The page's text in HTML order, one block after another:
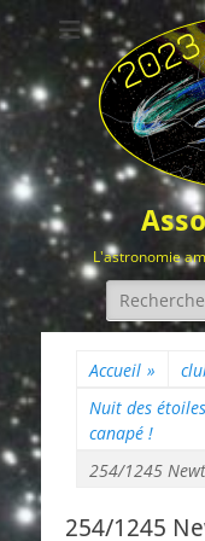
L'astronomie
Rechercher :
Accueil »
Nuit des
canapé !
254/1245
254/1245